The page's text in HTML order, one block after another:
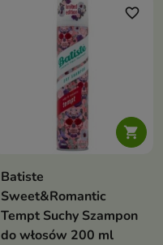

favorite_border
Batiste
Sweet&Romantic
Tempt Suchy Szampon
do włosów 200 ml